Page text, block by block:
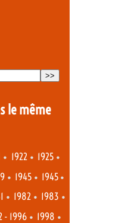
le même
• 1922• 1925•
• 1945• 1945 •
• 1982• 1983 •
- 1996• 1998 •